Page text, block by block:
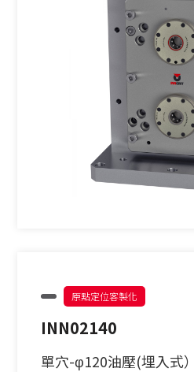
原點定位客製化
INN02140
單穴-φ120油壓(埋入式）